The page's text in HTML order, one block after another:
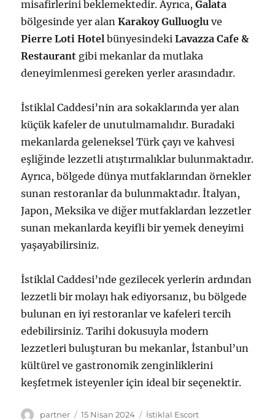
misafirlerini beklemektedir. Ayrıca,Galata
bölgesinde yer alanKarakoy Gulluoglu ve
Pierre Loti Hotel bünyesindekiLavazza Cafe &
Restaurant gibi mekanlar da mutlaka
deneyimlenmesi gereken yerler arasındadır.
İstiklal Caddesi’nin ara sokaklarında yer alan
küçük kafeler de unutulmamalıdır. Buradaki
mekanlarda geleneksel Türk çayı ve kahvesi
eşliğinde lezzetli atıştırmalıklar bulunmaktadır.
Ayrıca, bölgede dünya mutfaklarından örnekler
sunan restoranlar da bulunmaktadır. İtalyan,
Japon, Meksika ve diğer mutfaklardan lezzetler
sunan mekanlarda keyifli bir yemek deneyimi
yaşayabilirsiniz.
İstiklal Caddesi’nde gezilecek yerlerin ardından
lezzetli bir molayı hak ediyorsanız, bu bölgede
bulunan en iyi restoranlar ve kafeleri tercih
edebilirsiniz. Tarihi dokusuyla modern
lezzetleri buluşturan bu mekanlar, İstanbul’un
kültürel ve gastronomik zenginliklerini
keşfetmek isteyenler için ideal bir seçenektir.
Yazar
partner
Yayın
15 Nisan 2024 Kategoriler
İstiklal Escort